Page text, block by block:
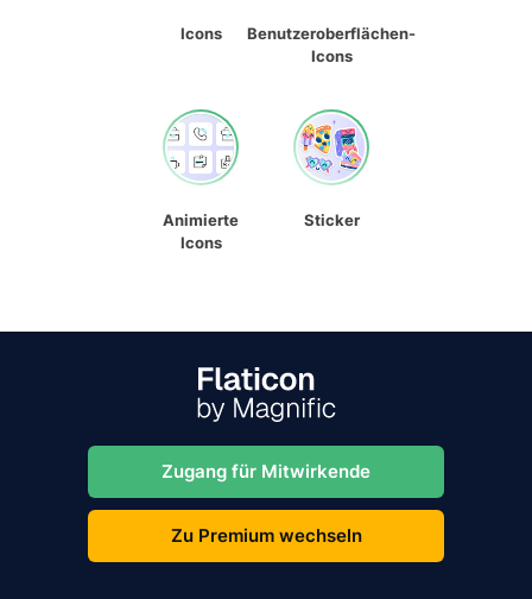
Icons
Benutzeroberflächen-
Icons
Animierte
Icons
Sticker
Zugang für Mitwirkende
Zu Premium wechseln